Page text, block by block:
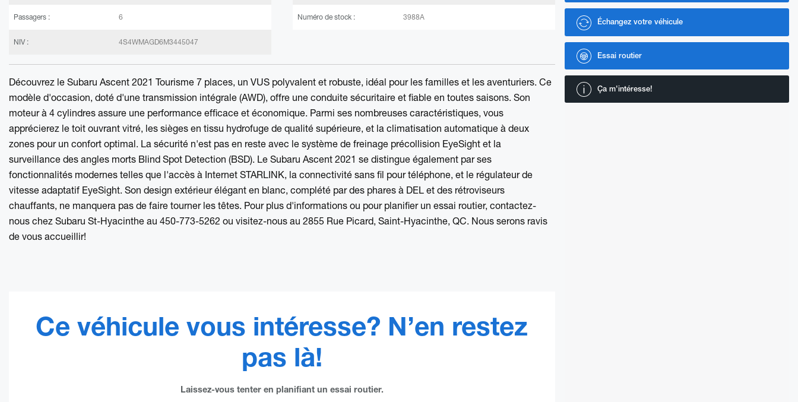
Passagers : 6 Numéro de stock : 3988A
NIV : 4S4WMAGD6M3445047
Découvrez le Subaru Ascent 2021 Tourisme 7 places, un VUS polyvalent et robuste, idéal pour les familles et les aventuriers. Ce
modèle d'occasion, doté d'une transmission intégrale (AWD), offre une conduite sécuritaire et fiable en toutes saisons. Son
moteur à 4 cylindres assure une performance efficace et économique. Parmi ses nombreuses caractéristiques, vous
apprécierez le toit ouvrant vitré, les sièges en tissu hydrofuge de qualité supérieure, et la climatisation automatique à deux
zones pour un confort optimal. La sécurité n'est pas en reste avec le système de freinage précollision EyeSight et la
surveillance des angles morts Blind Spot Detection (BSD). Le Subaru Ascent 2021 se distingue également par ses
fonctionnalités modernes telles que l'accès à Internet STARLINK, la connectivité sans fil pour téléphone, et le régulateur de
vitesse adaptatif EyeSight. Son design extérieur élégant en blanc, complété par des phares à DEL et des rétroviseurs
chauffants, ne manquera pas de faire tourner les têtes. Pour plus d'informations ou pour planifier un essai routier, contactez-
nous chez Subaru St-Hyacinthe au 450-773-5262 ou visitez-nous au 2855 Rue Picard, Saint-Hyacinthe, QC. Nous serons ravis
de vous accueillir!
Ce véhicule vous intéresse? N’en restez
pas là!
Laissez-vous tenter en planifiant un essai routier.
Échangez votre véhicule
Essai routier
Ça m'intéresse!